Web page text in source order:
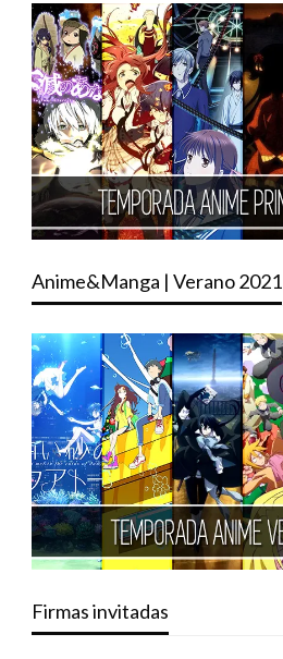
Anime&Manga | Verano 2021
Firmas invitadas